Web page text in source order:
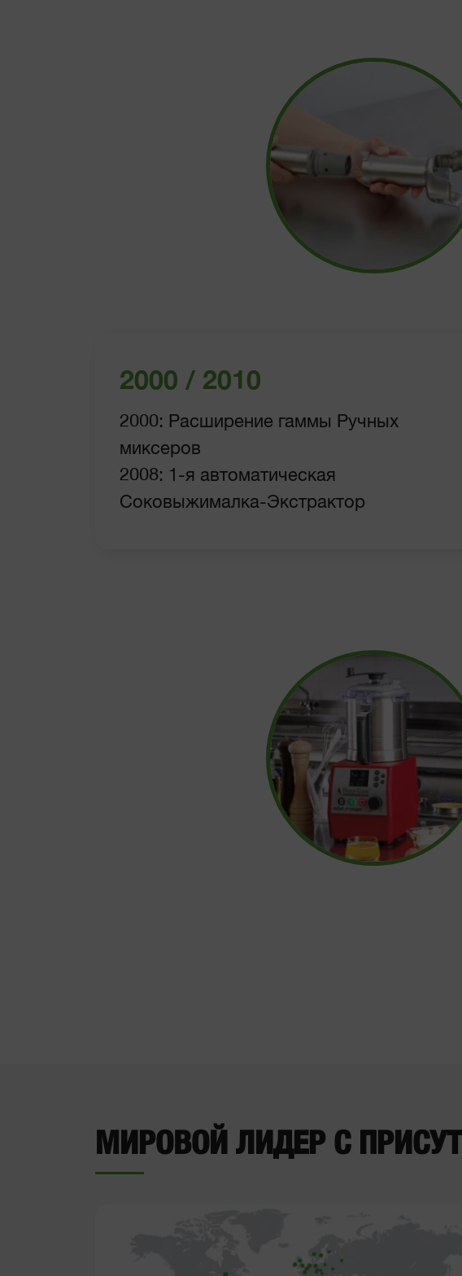
2000 / 2010
2000: Расширение гаммы Ручных
миксеров
2008: 1-я автоматическая
Соковыжималка-Экстрактор
МИРОВОЙ ЛИДЕР С